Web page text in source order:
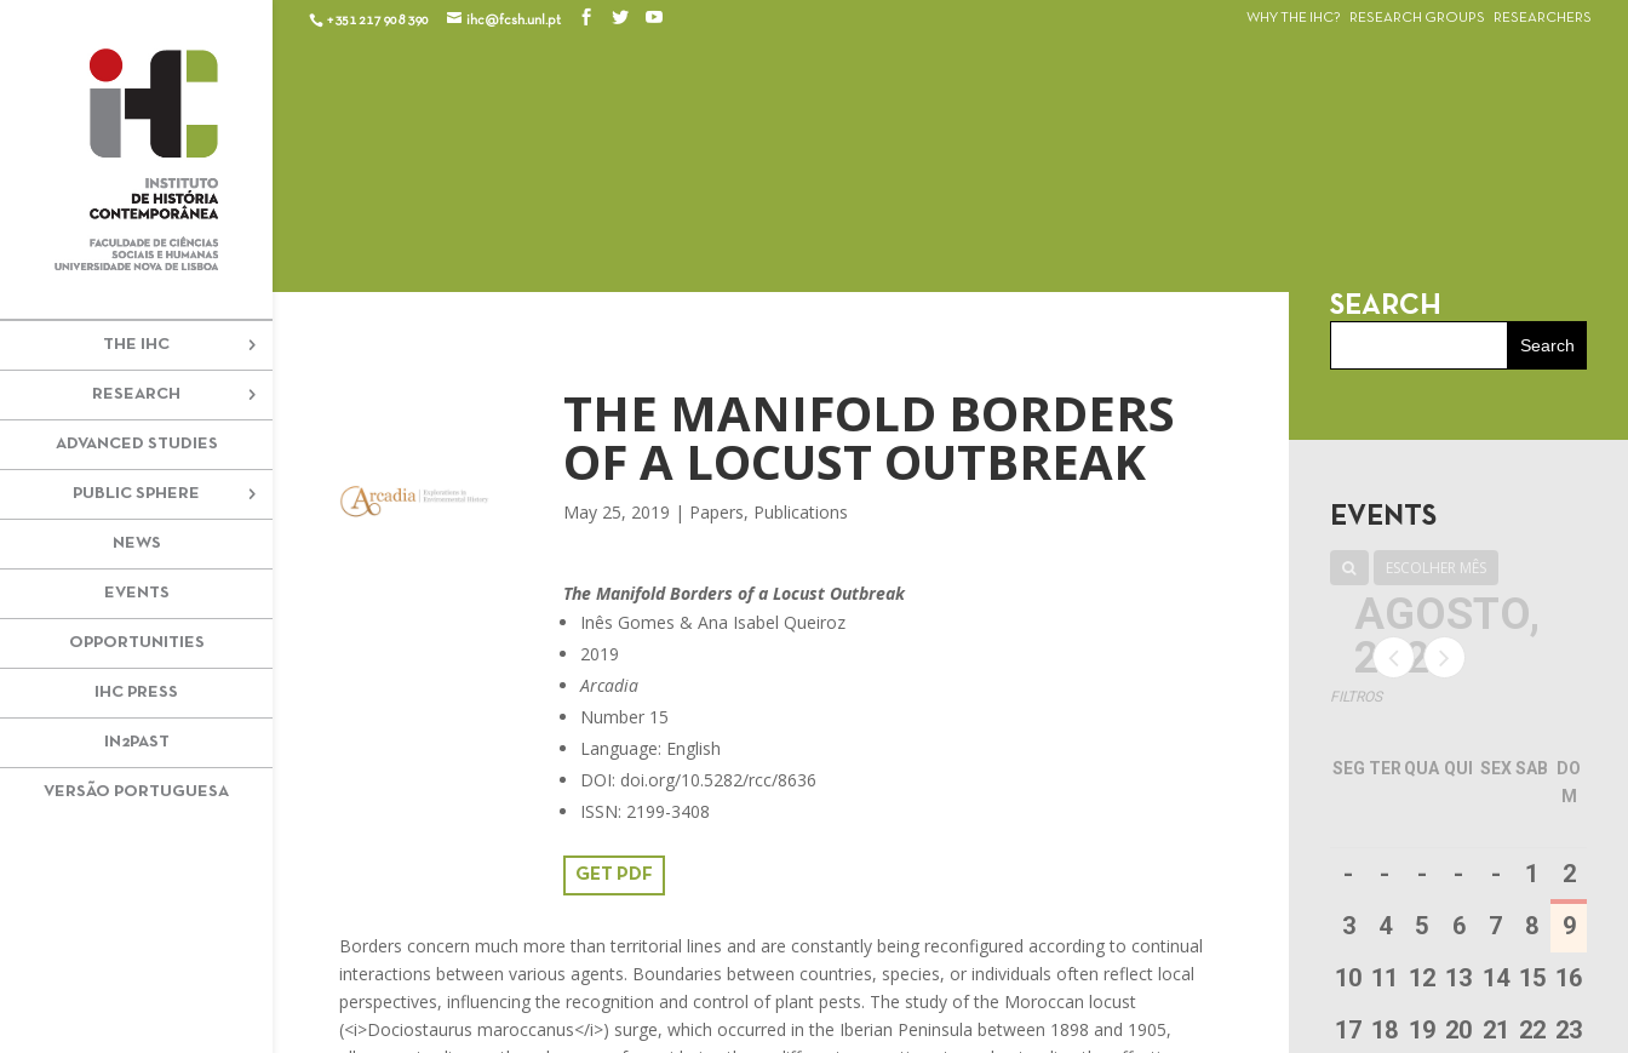
+351 217 908 390 ihc@fcsh.unl.pt WHY THE IHC? RESEARCH GROUPS RESEARCHERS
THE IHC
RESEARCH
ADVANCED STUDIES
PUBLIC SPHERE
NEWS
EVENTS
OPPORTUNITIES
IHC PRESS
IN2PAST
VERSÃO PORTUGUESA
THE MANIFOLD BORDERS
OF A LOCUST OUTBREAK
May 25, 2019 | Papers, Publications
The Manifold Borders of a Locust Outbreak
Inês Gomes & Ana Isabel Queiroz
2019
Arcadia
Number 15
Language: English
DOI: doi.org/10.5282/rcc/8636
ISSN: 2199-3408
GET PDF
Borders concern much more than territorial lines and are constantly being reconfigured according to continual
interactions between various agents. Boundaries between countries, species, or individuals often reflect local
perspectives, influencing the recognition and control of plant pests. The study of the Moroccan locust
(<i>Dociostaurus maroccanus</i>) surge, which occurred in the Iberian Peninsula between 1898 and 1905,
SEARCH
EVENTS
ESCOLHER MÊS
AGOSTO,
2026
FILTROS
SEG TER QUA QUI SEX SAB DO
M
- - - - - 1
2
3
4 5 6 7 8
9
10 11 12 13 14 15 16
17 18 19 20 21 22 23